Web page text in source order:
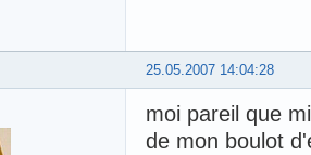
25.05.2007 14:04:28
moi pareil que
de mon boulot